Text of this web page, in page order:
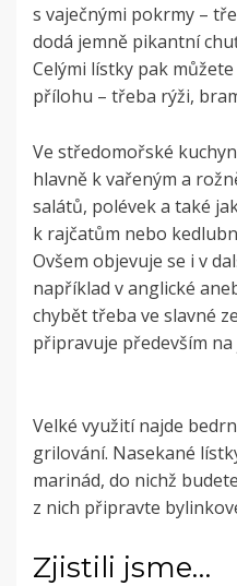
s vaječnými pokrmy –
dodá jemně pikantní
Celými lístky pak
přílohu – třeba rýži,
Ve středomořské
hlavně k vařeným a
salátů, polévek a také
k rajčatům nebo
Ovšem objevuje se i v
například v anglické
chybět třeba ve slavné
připravuje především na
Velké využití najde
grilování. Nasekané
marinád, do nichž
z nich připravte
Zjistili jsme…